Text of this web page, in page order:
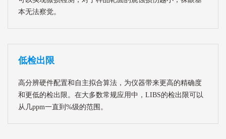
本无法察觉。
低检出限
高分辨硬件配置和自主拟合算法，为仪器带来更高的精确度
和更低的检出限。在大多数常规应用中，LIBS的检出限可以
从几ppm一直到%级的范围。